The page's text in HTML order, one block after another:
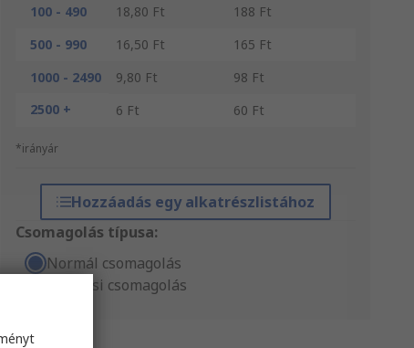
100 - 490
18,80 Ft
188 Ft
500 - 990
16,50 Ft
165 Ft
1000 - 2490
9,80 Ft
98 Ft
2500 +
6 Ft 60 Ft
*irányár
Hozzáadás egy alkatrészlistához
Csomagolás típusa:
Normál csomagolás
Gyártási csomagolás